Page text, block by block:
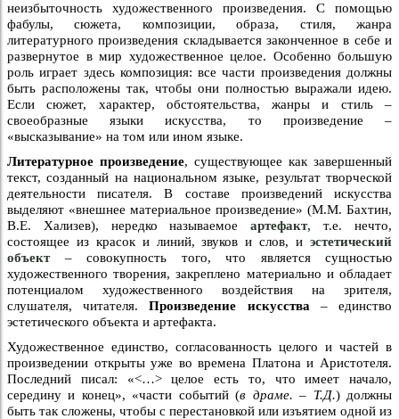
неизбыточность художественного произведения. С помощью
фабулы, сюжета, композиции, образа, стиля, жанра
литературного произведения складывается законченное в себе и
развернутое в мир художественное целое. Особенно большую
роль играет здесь композиция: все части произведения должны
быть расположены так, чтобы они полностью выражали идею.
Если сюжет, характер, обстоятельства, жанры и стиль –
своеобразные языки искусства, то произведение –
«высказывание» на том или ином языке.
Литературное произведение, существующее как завершенный
текст, созданный на национальном языке, результат творческой
деятельности писателя. В составе произведений искусства
выделяют «внешнее материальное произведение» (М.М. Бахтин,
В.Е. Хализев), нередко называемоеартефакт, т.е. нечто,
состоящее из красок и линий, звуков и слов, и эстетический
объект– совокупность того, что является сущностью
художественного творения, закреплено материально и обладает
потенциалом художественного воздействия на зрителя,
слушателя, читателя.Произведение искусства – единство
эстетического объекта и артефакта.
Художественное единство, согласованность целого и частей в
произведении открыты уже во времена Платона и Аристотеля.
Последний писал: «<…> целое есть то, что имеет начало,
середину и конец», «части событий (в драме. – Т.Д.) должны
быть так сложены, чтобы с перестановкой или изъятием одной из